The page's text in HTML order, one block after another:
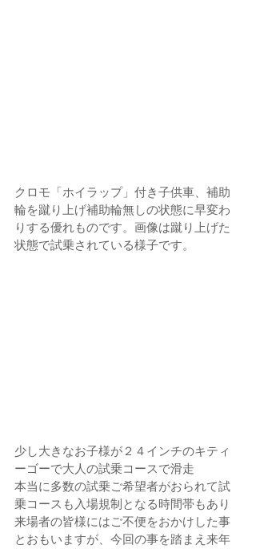
クロモ「ホイラップ」付き子供車、補助
輪を蹴り上げ補助輪無しの状態に早変わ
りする優れものです。画像は蹴り上げた
状態で試乗されている様子です。
少し大きなお子様が２４インチのキティ
ーゴーで大人の試乗コースで滑走
本当に多数の試乗ご希望者がおられて試
乗コースも入場規制となる時間帯もあり
来場者の皆様にはご不便をおかけした事
とおもいますが、今回の事を踏まえ来年